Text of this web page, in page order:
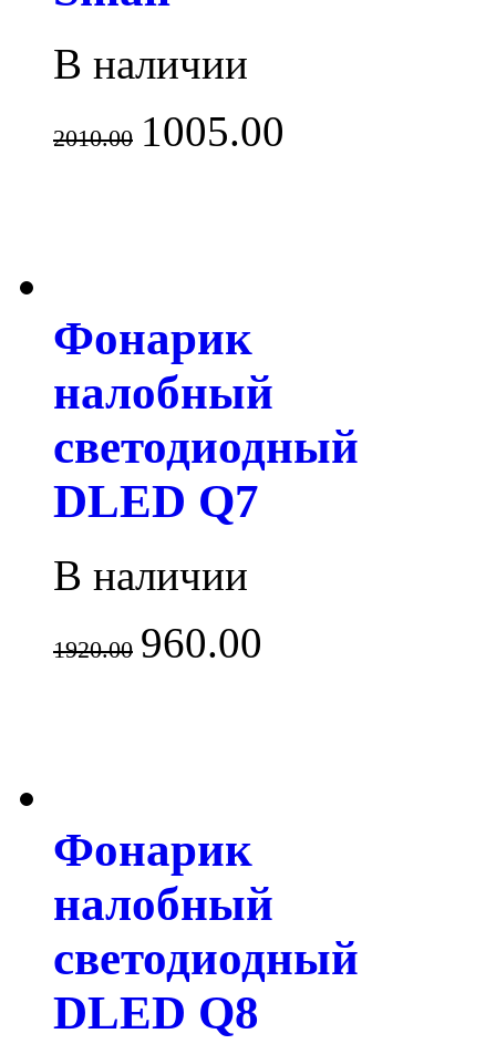
В наличии
2010.00 1005.00
Фонарик
налобный
светодиодный
DLED Q7
В наличии
1920.00 960.00
Фонарик
налобный
светодиодный
DLED Q8